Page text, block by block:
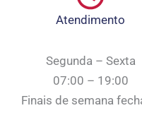
Atendimento
Segunda – Sexta
07:00 – 19:00
Finais de semana